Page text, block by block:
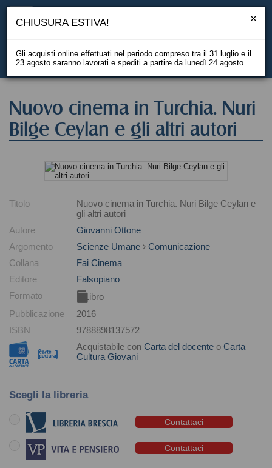
EN
Nuovo cinema in Turchia. Nuri
Bilge Ceylan e gli altri autori
Titolo
Nuovo cinema in Turchia. Nuri Bilge Ceylan e
gli altri autori
Autore
Giovanni Ottone
Argomento
Scienze Umane
Comunicazione
Collana
Fai Cinema
Editore
Falsopiano
Formato
Libro
Pubblicazione
2016
ISBN
9788898137572
Acquistabile con Carta del docente o Carta
Cultura Giovani
Scegli la libreria
Contattaci
Contattaci
CHIUSURA ESTIVA!
Gli acquisti online effettuati nel periodo compreso tra il 31 luglio e il
23 agosto saranno lavorati e spediti a partire da lunedì 24 agosto.